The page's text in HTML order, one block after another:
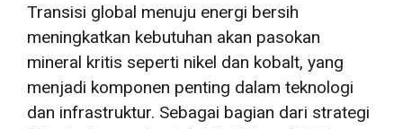
Transisi global menuju energi bersih
meningkatkan kebutuhan akan pasokan
mineral kritis seperti nikel dan kobalt, yang
menjadi komponen penting dalam teknologi
dan infrastruktur. Sebagai bagian dari strategi